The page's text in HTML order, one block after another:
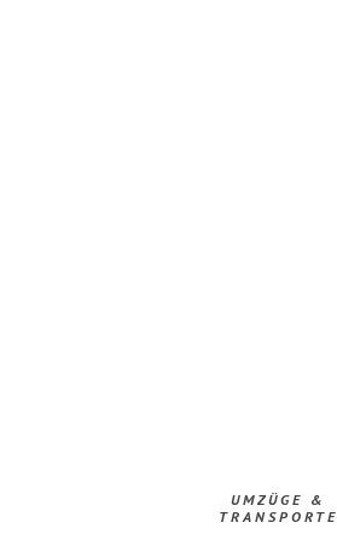
UMZÜGE &
TRANSPORTE